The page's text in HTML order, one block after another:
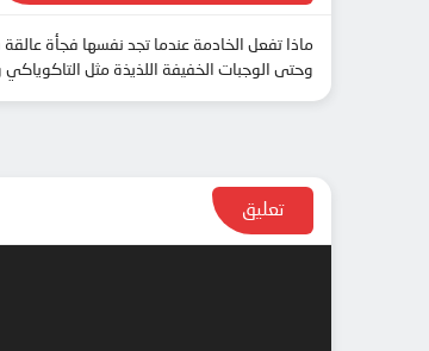
ماذا تفعل الخادمة عندما تجد نفسها فجأة عالقة
وحتى الوجبات الخفيفة اللذيذة مثل
تعليق